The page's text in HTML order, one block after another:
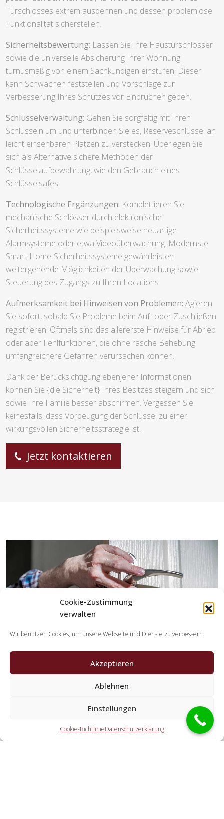
Cookie-Zustimmung
verwalten
Wir benutzen Cookies, um unsere Webseite und Dienste zu verbessern.
Akzeptieren
Ablehnen
Einstellungen
Cookie-RichtlinieDatenschutzerklärung
Türschlosses extrem ausdehnen und dessen problemlose
Funktionalität sicherstellen.
Sicherheitsbewertung: Lassen Sie Ihre Haustürschlösser
sowie die universelle Absicherung Ihrer Wohnung
turnusmäßig von einem Sachkundigen einstufen. Dieser
kann Schwächen feststellen und Vorschläge zur
Verbesserung Ihres Schutzes vor Einbrüchen geben.
Schlüsselverwaltung: Gehen Sie sorgfältig mit Ihren
Schlüsseln um und unterbinden Sie es, Reserveschlüssel an
leicht einsehbaren Plätzen zu verstecken. Überlegen Sie
sich als Alternative sichere Methoden der
Schlüsselaufbewahrung, wie den Gebrauch eines
Schlüsselsafes.
Technologische Ergänzungen: Komplettieren Sie
mechanische Schlösser durch elektronische
Sicherheitssysteme wie beispielsweise neuartige
Alarmsysteme oder etwa Videoüberwachung. Modernste
Smart-Home-Sicherheitssysteme gewährleisten
weitergehende Möglichkeiten der Überwachung sowie
Steuerung des Zugangs zu Ihren Locations.
Aufmerksamkeit bei Hinweisen von Problemen: Agieren
Sie sofort, sobald Sie Probleme beim Auf- oder Zuschließen
registrieren. Oftmals sind das allererste Hinweise für Abrieb
oder aber Fehlfunktionen, die ohne rasche Behebung
umfangreichere Gefahren verursachen können.
Dank der Berücksichtigung ebenjener Informationen
können Sie {die Sicherheit} Ihres Besitzes steigern und sich
sowie Ihre Familie besser abschirmen. Vergessen Sie
keinesfalls, dass Vorbeugung der Schlüssel zu einer
wirkungsvollen Sicherheitsstrategie ist.
Jetzt kontaktieren
Schlüsseldienst Spezialisten?
Die Partner übernehmen sämtliche Tätigkeiten, welche Sie